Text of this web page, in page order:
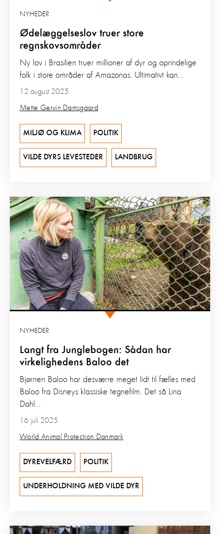
Ødelæggelseslov truer store
regnskovsområder
NYHEDER
12 august 2025
Mette Gervin Damsgaard
Ny lov i Brasilien truer millioner af dyr og oprindelige
folk i store områder af Amazonas. Ultimativt kan...
MILJØ OG KLIMA POLITIK
VILDE DYRS LEVESTEDER LANDBRUG
Langt fra Junglebogen: Sådan har
virkelighedens Baloo det
NYHEDER
16 juli 2025
World Animal Protection Danmark
Bjørnen Baloo har desværre meget lidt til fælles med
Baloo fra Disneys klassiske tegnefilm. Det så Lina
Dahl...
DYREVELFÆRD POLITIK
UNDERHOLDNING MED VILDE DYR